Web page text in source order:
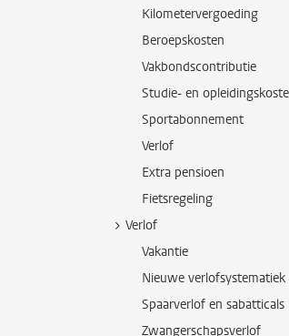
Kilometervergoeding
Beroepskosten
Vakbondscontributie
Studie- en
Sportabonnement
Verlof
Extra pensioen
Fietsregeling
Verlof
Vakantie
Nieuwe verlofsystematiek
Spaarverlof en sabatticals
Zwangerschapsverlof